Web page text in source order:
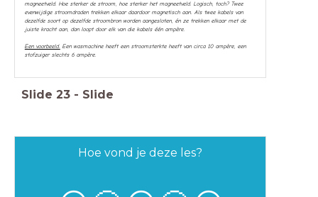
magneetveld. Hoe sterker de stroom, hoe sterker het magneetveld. Logisch, toch? Twee
evenwijdige stroomdraden trekken elkaar daardoor magnetisch aan. Als twee kabels van
dezelfde soort op dezelfde stroombron worden aangesloten, én ze trekken elkaar met de
juiste kracht aan, dan loopt door elk van die kabels één ampère.
Een voorbeeld. Een wasmachine heeft een stroomsterkte heeft van circa 10 ampère, een
stofzuiger slechts 6 ampère.
Slide 23 - Slide
Hoe vond je deze les?